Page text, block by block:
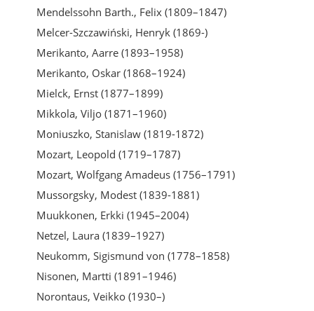
Mendelssohn Barth., Felix (1809–1847)
Melcer-Szczawiński, Henryk (1869-)
Merikanto, Aarre (1893–1958)
Merikanto, Oskar (1868–1924)
Mielck, Ernst (1877–1899)
Mikkola, Viljo (1871–1960)
Moniuszko, Stanislaw (1819-1872)
Mozart, Leopold (1719–1787)
Mozart, Wolfgang Amadeus (1756–1791)
Mussorgsky, Modest (1839-1881)
Muukkonen, Erkki (1945–2004)
Netzel, Laura (1839–1927)
Neukomm, Sigismund von (1778–1858)
Nisonen, Martti (1891–1946)
Norontaus, Veikko (1930–)